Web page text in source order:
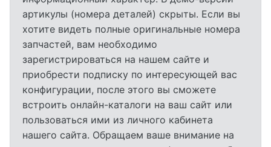
артикулы (номера деталей) скрыты. Если вы
хотите видеть полные оригинальные номера
запчастей, вам необходимо
зарегистрироваться на нашем сайте и
приобрести подписку по интересующей вас
конфигурации, после этого вы сможете
встроить онлайн-каталоги на ваш сайт или
пользоваться ими из личного кабинета
нашего сайта. Обращаем ваше внимание на